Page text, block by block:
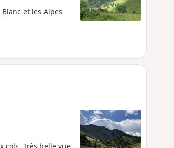
et les Alpes